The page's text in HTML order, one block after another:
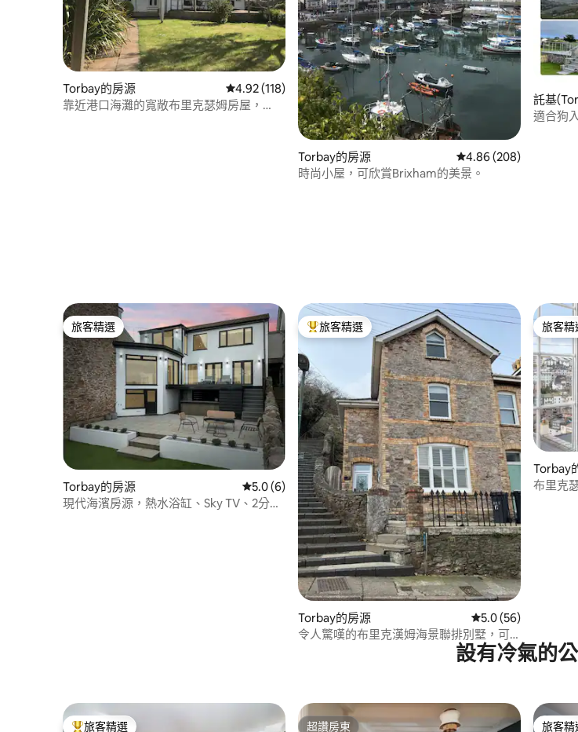
Torbay的房源 從 118 則評價中獲得 4.92 的平均評分（滿分 5 分）
4.92 (118)
靠近港口海灘的寬敞布里克瑟姆房屋，
Torbay的房源 從 208 則評價中獲得
4.86 (208)
時尚小屋，可欣賞Brixham的美景。
託基
適合狗
旅客精選
旅客精選
Torbay的房源 從 6 則評價中獲得 5.0 的平均評分（滿分 5 分）
5.0 (6)
現代海濱房源，熱水浴缸、Sky TV、2分鐘
旅客精選榜首
旅客精選
Torbay的房源 從 56 則評價中獲得
5.0 (56)
令人驚嘆的布里克漢姆海景聯排別墅，可
旅客精
旅客精
Torbay
布里克
設有冷氣的
旅客精選 超讚房東 旅客精